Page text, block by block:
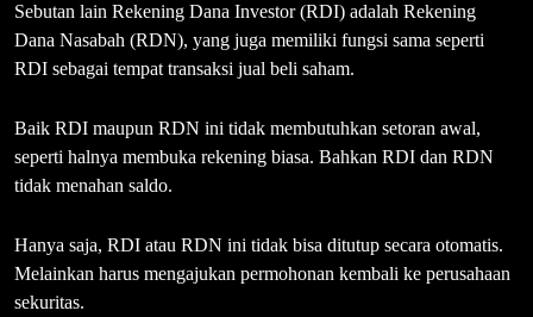
Sebutan lain Rekening Dana Investor (RDI) adalah Rekening
Dana Nasabah (RDN), yang juga memiliki fungsi sama seperti
RDI sebagai tempat transaksi jual beli saham.
Baik RDI maupun RDN ini tidak membutuhkan setoran awal,
seperti halnya membuka rekening biasa. Bahkan RDI dan RDN
tidak menahan saldo.
Hanya saja, RDI atau RDN ini tidak bisa ditutup secara otomatis.
Melainkan harus mengajukan permohonan kembali ke perusahaan
sekuritas.